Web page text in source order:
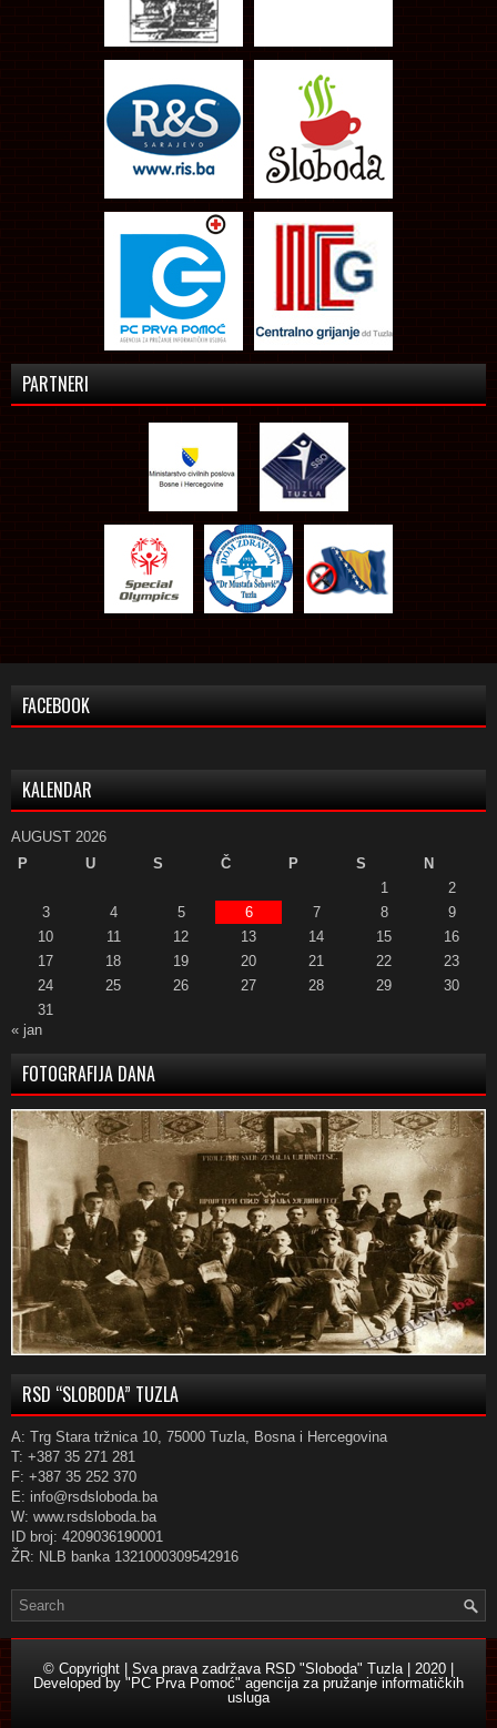
PARTNERI
FACEBOOK
KALENDAR
AUGUST 2026
P
U S Č P S
N
1
2
3
4 5 6 7 8
9
10
11 12 13 14 15
16
17
18 19 20 21 22
23
24
25 26 27 28 29
30
31
« jan
FOTOGRAFIJA DANA
RSD “SLOBODA” TUZLA
A: Trg Stara tržnica 10, 75000 Tuzla, Bosna i Hercegovina
T: +387 35 271 281
F: +387 35 252 370
E: info@rsdsloboda.ba
W: www.rsdsloboda.ba
ID broj: 4209036190001
ŽR: NLB banka 1321000309542916
© Copyright | Sva prava zadržava RSD "Sloboda" Tuzla | 2020 |
Developed by "PC Prva Pomoć" agencija za pružanje informatičkih
usluga